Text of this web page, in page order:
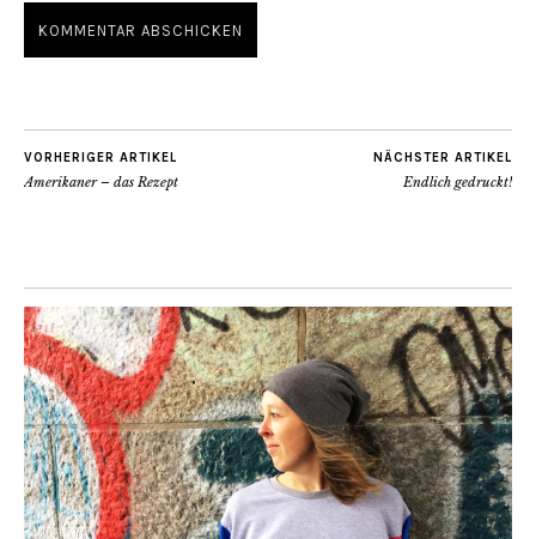
VORHERIGER ARTIKEL
Amerikaner – das Rezept
NÄCHSTER ARTIKEL
Endlich gedruckt!